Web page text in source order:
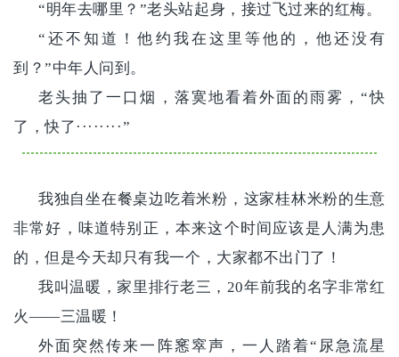
“明年去哪里？”老头站起身，接过飞过来的红梅。
“还不知道！他约我在这里等他的，他还没有
到？”中年人问到。
老头抽了一口烟，落寞地看着外面的雨雾，“快
了，快了········”
我独自坐在餐桌边吃着米粉，这家桂林米粉的生意
非常好，味道特别正，本来这个时间应该是人满为患
的，但是今天却只有我一个，大家都不出门了！
我叫温暖，家里排行老三，20年前我的名字非常红
火——三温暖！
外面突然传来一阵窸窣声，一人踏着“尿急流星